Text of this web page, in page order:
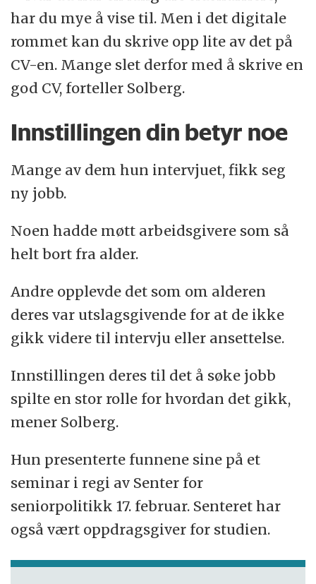
har du mye å vise til. Men i det digitale
rommet kan du skrive opp lite av det på
CV-en. Mange slet derfor med å skrive en
god CV, forteller Solberg.
Innstillingen din betyr noe
Mange av dem hun intervjuet, fikk seg
ny jobb.
Noen hadde møtt arbeidsgivere som så
helt bort fra alder.
Andre opplevde det som om alderen
deres var utslagsgivende for at de ikke
gikk videre til intervju eller ansettelse.
Innstillingen deres til det å søke jobb
spilte en stor rolle for hvordan det gikk,
mener Solberg.
Hun presenterte funnene sine på et
seminar i regi av Senter for
seniorpolitikk 17. februar. Senteret har
også vært oppdragsgiver for studien.